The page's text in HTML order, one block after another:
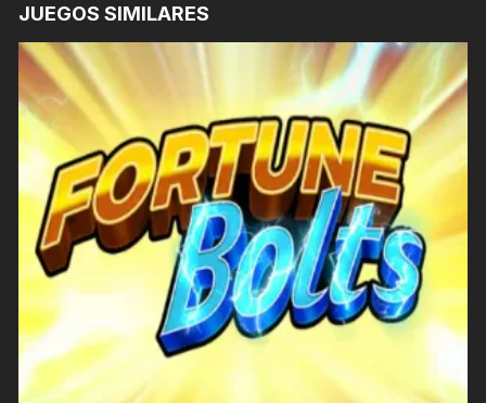
JUEGOS SIMILARES